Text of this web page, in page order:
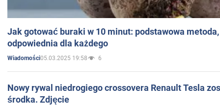
Jak gotować buraki w 10 minut: podstawowa
odpowiednia dla każdego
Wiadomości05.03.2025 19:58 6
Nowy rywal niedrogiego crossovera Renault Tesla
środka. Zdjęcie